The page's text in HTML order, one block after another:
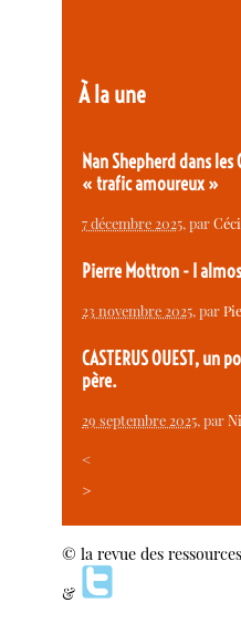
À la une
Nan Shepherd dans
« trafic amoureux »
7 décembre 2025, par
Pierre Mottron - I
23 novembre 2025, par
CASTERUS OUEST, un
père.
29 septembre 2025, par
<
>
© la revue des
&